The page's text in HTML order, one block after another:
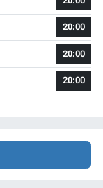
20:00
20:00
20:00